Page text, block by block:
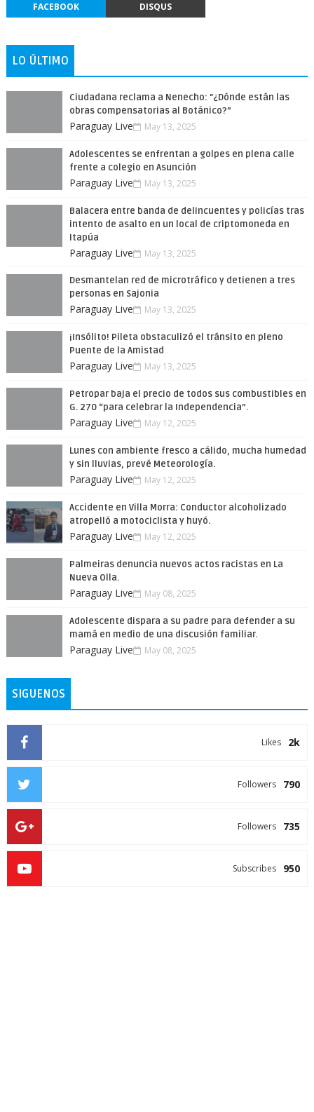
FACEBOOK DISQUS
LO ÚLTIMO
Ciudadana reclama a Nenecho: "¿Dónde están las
obras compensatorias al Botánico?”
Paraguay Live May 13, 2025
Adolescentes se enfrentan a golpes en plena calle
frente a colegio en Asunción
Paraguay Live May 13, 2025
Balacera entre banda de delincuentes y policías tras
intento de asalto en un local de criptomoneda en
Itapúa
Paraguay Live May 13, 2025
Desmantelan red de microtráfico y detienen a tres
personas en Sajonia
Paraguay Live May 13, 2025
¡Insólito! Pileta obstaculizó el tránsito en pleno
Puente de la Amistad
Paraguay Live May 13, 2025
Petropar baja el precio de todos sus combustibles en
G. 270 “para celebrar la Independencia”.
Paraguay Live May 12, 2025
Lunes con ambiente fresco a cálido, mucha humedad
y sin lluvias, prevé Meteorología.
Paraguay Live May 12, 2025
Accidente en Villa Morra: Conductor alcoholizado
atropelló a motociclista y huyó.
Paraguay Live May 12, 2025
Palmeiras denuncia nuevos actos racistas en La
Nueva Olla.
Paraguay Live May 08, 2025
Adolescente dispara a su padre para defender a su
mamá en medio de una discusión familiar.
Paraguay Live May 08, 2025
SIGUENOS
2k
Likes
790
Followers
735
Followers
950
Subscribes